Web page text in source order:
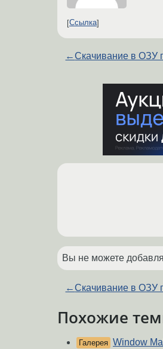
Ссылка
←Скачивание в ОЗУ
Вы не можете
←Скачивание в ОЗУ
Похожие
Галерея Window